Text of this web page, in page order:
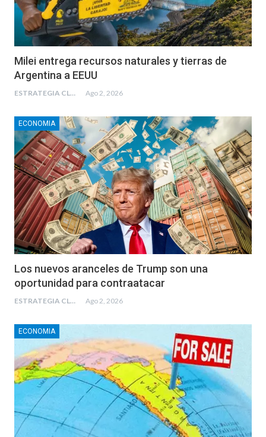
Milei entrega recursos naturales y tierras de
Argentina a EEUU
ESTRATEGIA CLAE Ago 2, 2026
ECONOMIA
Los nuevos aranceles de Trump son una
oportunidad para contraatacar
ESTRATEGIA CLAE Ago 2, 2026
ECONOMIA